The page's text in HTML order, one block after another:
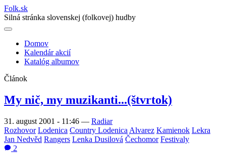
Folk.sk
Silná stránka slovenskej (folkovej) hudby
Main
navigation
Domov
Kalendár akcií
Katalóg albumov
Článok
My nič, my muzikanti...(štvrtok)
31. august 2001 - 11:46 — Radiar
Rozhovor Lodenica Country Lodenica Alvarez Kamienok Lekra
Jan Nedvěd Rangers Lenka Dusilová Čechomor Festivaly
2